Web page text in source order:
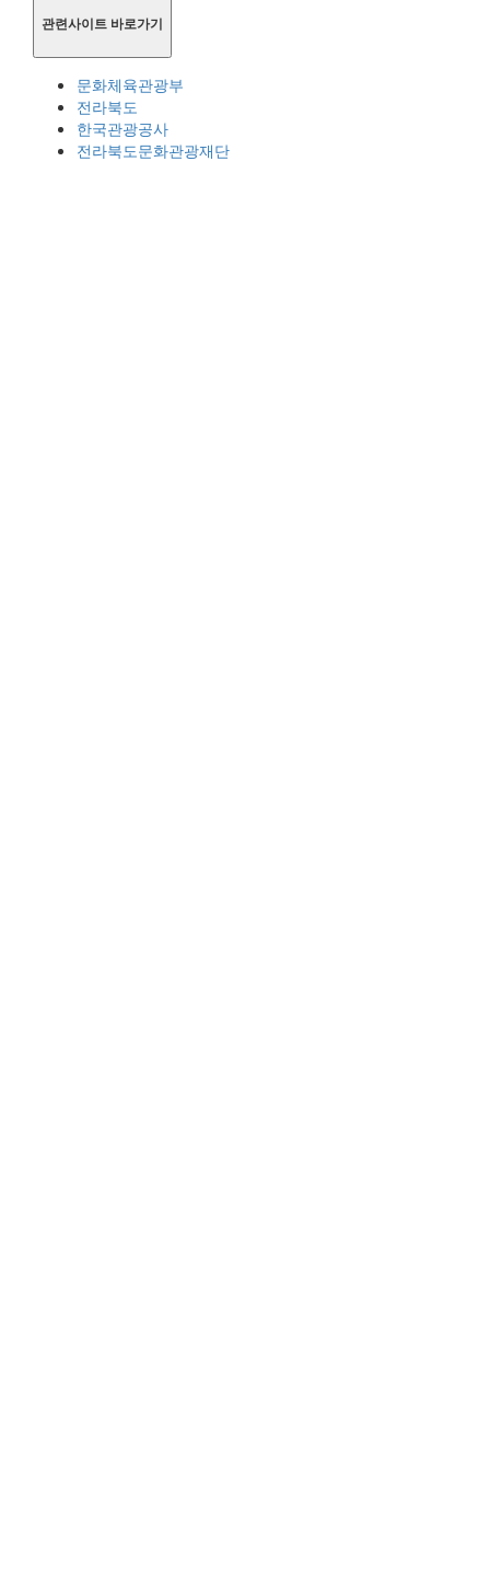
관련사이트 바로가기
문화체육관광부
전라북도
한국관광공사
전라북도문화관광재단